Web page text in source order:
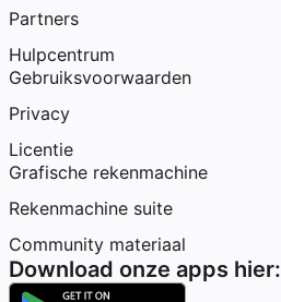
Partners
Hulpcentrum
Gebruiksvoorwaarden
Privacy
Licentie
Grafische rekenmachine
Rekenmachine suite
Community materiaal
Download onze apps hier: